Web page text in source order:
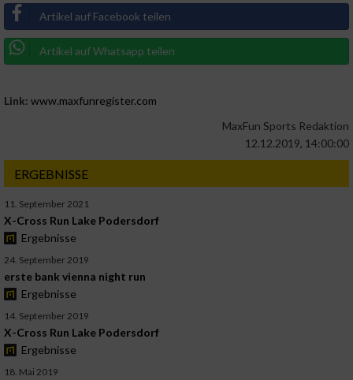
Artikel auf Facebook teilen
Artikel auf Whatsapp teilen
Link: www.maxfunregister.com
MaxFun Sports Redaktion
12.12.2019, 14:00:00
ERGEBNISSE
11. September 2021
X-Cross Run Lake Podersdorf
Ergebnisse
24. September 2019
erste bank vienna night run
Ergebnisse
14. September 2019
X-Cross Run Lake Podersdorf
Ergebnisse
18. Mai 2019